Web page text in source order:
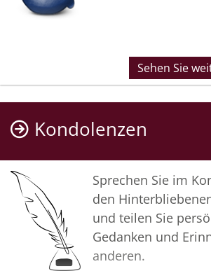
Sehen Sie
Kondolenzen
Sprechen Sie im
den
und teilen Sie
Gedanken und
anderen.